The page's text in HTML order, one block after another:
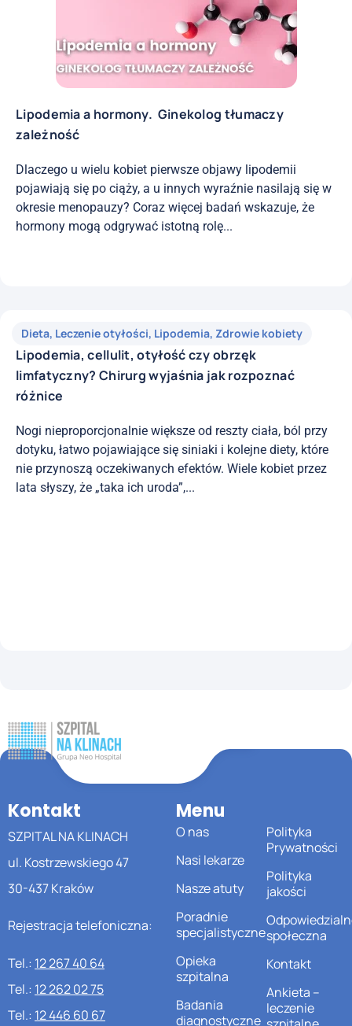
Lipodemia a hormony. Ginekolog tłumaczy
zależność
Dlaczego u wielu kobiet pierwsze objawy lipodemii
pojawiają się po ciąży, a u innych wyraźnie nasilają się w
okresie menopauzy? Coraz więcej badań wskazuje, że
hormony mogą odgrywać istotną rolę...
Dieta, Leczenie otyłości, Lipodemia, Zdrowie kobiety
Lipodemia, cellulit, otyłość czy obrzęk
limfatyczny? Chirurg wyjaśnia jak rozpoznać
Kontakt
SZPITAL NA KLINACH
ul. Kostrzewskiego 47
30-437 Kraków
Rejestracja telefoniczna:
Tel.: 12 267 40 64
Tel.: 12 262 02 75
Tel.: 12 446 60 67
Menu
O nas
Nasi lekarze
Nasze atuty
Poradnie
specjalistyczne
Opieka
szpitalna
Badania
diagnostyczne
Polityka
Prywatności
Polityka
jakości
społeczna
Kontakt
Ankieta –
leczenie